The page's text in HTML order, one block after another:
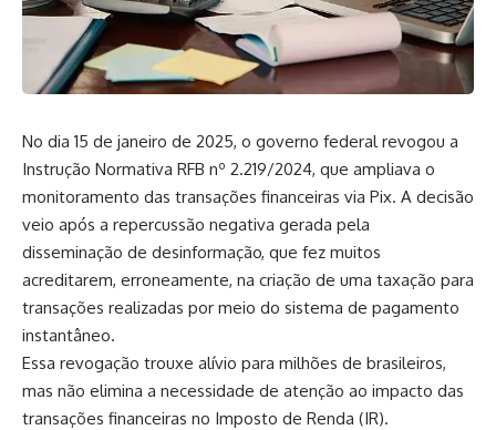
No dia 15 de janeiro de 2025, o governo federal revogou a
Instrução Normativa RFB nº 2.219/2024, que ampliava o
monitoramento das transações financeiras via Pix. A decisão
veio após a repercussão negativa gerada pela
disseminação de desinformação, que fez muitos
acreditarem, erroneamente, na criação de uma taxação para
transações realizadas por meio do sistema de pagamento
instantâneo.
Essa revogação trouxe alívio para milhões de brasileiros,
mas não elimina a necessidade de atenção ao impacto das
transações financeiras no Imposto de Renda (IR).